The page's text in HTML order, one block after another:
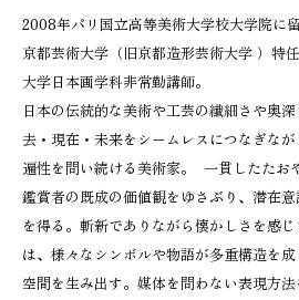
2008年パリ国立高等美術大学校大学院に留
京都芸術大学（旧京都造形芸術大学 ）特
大学日本画学科非常勤講師。
日本の伝統的な美術や工芸の繊細さや奥
去・現在・未来をシームレスにつなぎな
遍性を問い続ける美術家。 一貫したたお
鑑賞者の既成の価値観をゆさぶり、潜在
を得る。斬新でありながら懐かしさを感
は、様々なシンボルや物語が多重構造を
空間を生み出す。媒体を問わない表現方